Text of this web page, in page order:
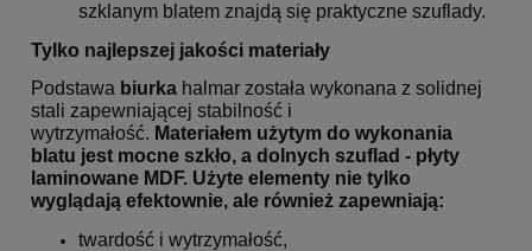
szklanym blatem znajdą się praktyczne szuflady.
Tylko najlepszej jakości materiały
Podstawa biurka halmar została wykonana z solidnej
stali zapewniającej stabilność i
wytrzymałość. Materiałem użytym do wykonania
blatu jest mocne szkło, a dolnych szuflad - płyty
laminowane MDF. Użyte elementy nie tylko
wyglądają efektownie, ale również zapewniają:
twardość i wytrzymałość,